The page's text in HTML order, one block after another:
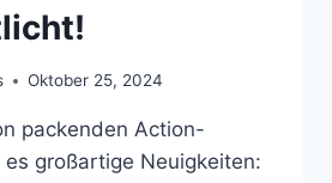
Oktober 25, 2024
packenden Action-
es großartige Neuigkeiten: